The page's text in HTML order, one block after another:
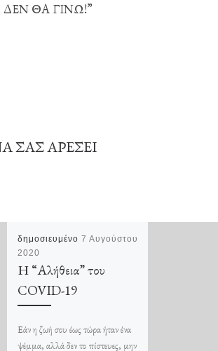
ΘΑ ΓΙΝΩ!”
ΣΑΣ ΑΡΈΣΕΙ
δημοσιευμένο 7 Αυγούστου
2020
Η “Αλήθεια” του
COVID-19
Εάν η ζωή σου έως τώρα ήταν ένα
ψέμμα, αλλά δεν το πίστευες, μην